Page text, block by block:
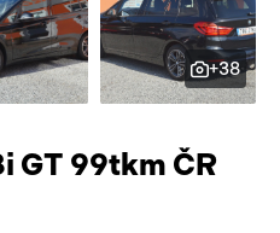
Pracovní stroje
Náhradní díly
Příslušenství
Auto a život
Videa
+38
GT 99tkm ČR